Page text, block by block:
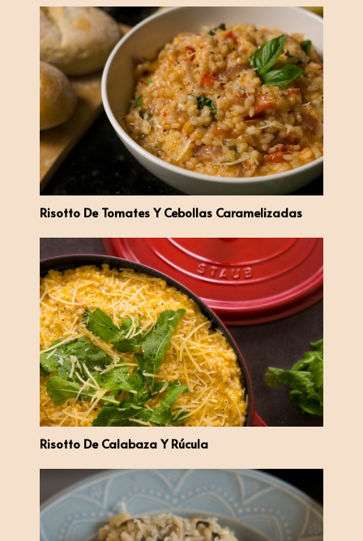
Risotto De Tomates Y Cebollas Caramelizadas
Risotto De Calabaza Y Rúcula